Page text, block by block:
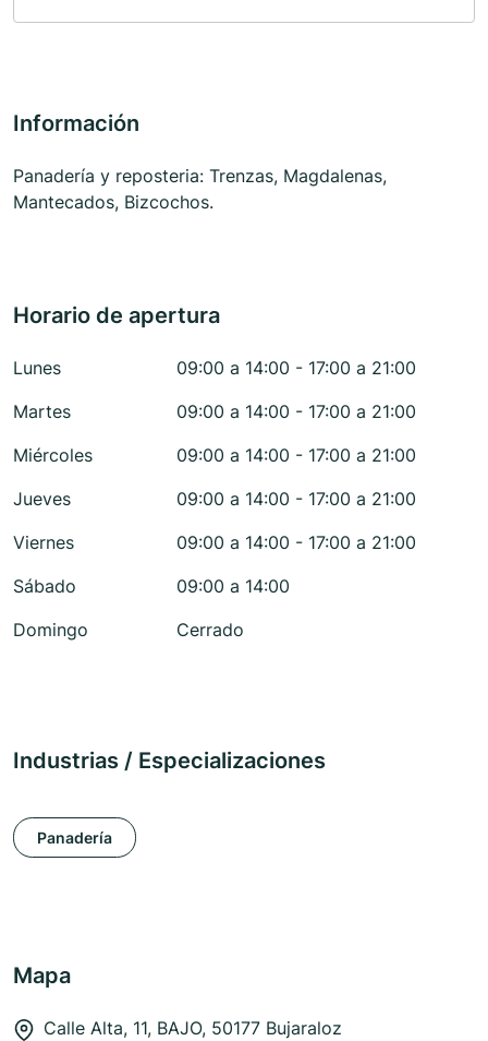
Información
Panadería y reposteria: Trenzas, Magdalenas,
Mantecados, Bizcochos.
Horario de apertura
Lunes
09:00 a 14:00 - 17:00 a 21:00
Martes
09:00 a 14:00 - 17:00 a 21:00
Miércoles
09:00 a 14:00 - 17:00 a 21:00
Jueves
09:00 a 14:00 - 17:00 a 21:00
Viernes
09:00 a 14:00 - 17:00 a 21:00
Sábado
09:00 a 14:00
Domingo
Cerrado
Industrias / Especializaciones
Panadería
Mapa
Calle Alta, 11, BAJO, 50177 Bujaraloz